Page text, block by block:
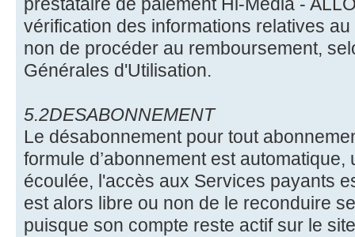
vérification des informations relatives
non de procéder au remboursement,
Générales d'Utilisation.
5.2DESABONNEMENT
Le désabonnement pour tout
formule d’abonnement est
écoulée, l'accès aux Services payants
est alors libre ou non de le reconduire
puisque son compte reste actif sur le